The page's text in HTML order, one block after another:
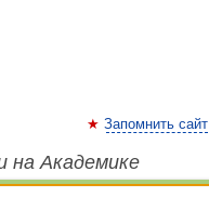
Запомнить сайт
на Академике